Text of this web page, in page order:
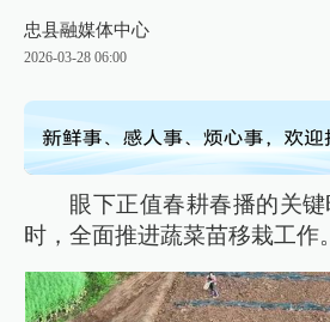
忠县融媒体中心
2026-03-28 06:00
眼下正值春耕春播的关
时，全面推进蔬菜苗移栽工作。